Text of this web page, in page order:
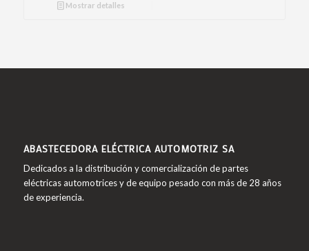
Mostrar detalles
ABASTECEDORA ELÉCTRICA AUTOMOTRIZ SA
Dedicados a la distribución y comercialización de partes
eléctricas automotrices y de equipo pesado con más de 28 años
de experiencia.